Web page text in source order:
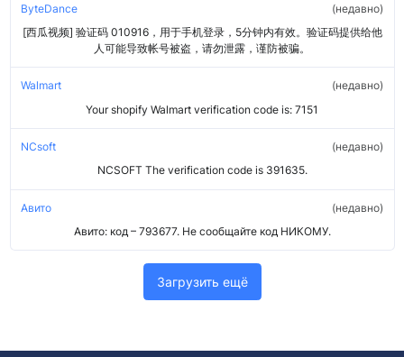
ByteDance
[西瓜视频] 验证码 010916，用于手机登录，5分钟内有效。验证码提供给他
人可能导致帐号被盗，请勿泄露，谨防被骗。
недавно
Walmart
Your shopify Walmart verification code is: 7151
недавно
NCsoft
NCSOFT The verification code is 391635.
недавно
Авито
Авито: код – 793677. Не сообщайте код НИКОМУ.
недавно
Загрузить ещё